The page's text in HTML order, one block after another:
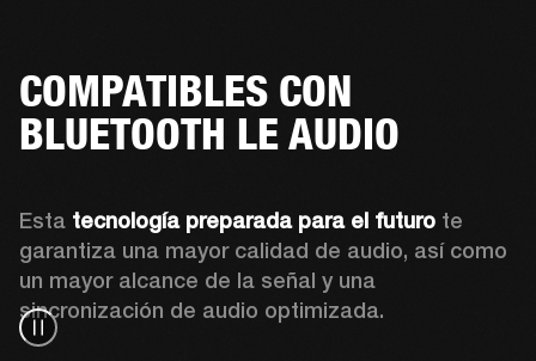
COMPATIBLES CON
BLUETOOTH LE AUDIO
Esta tecnología preparada para el futuro te
garantiza una mayor calidad de audio, así como
un mayor alcance de la señal y una
sincronización de audio optimizada.